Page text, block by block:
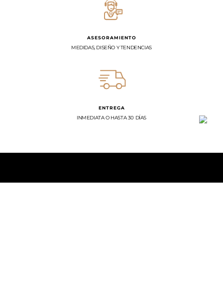
ASESORAMIENTO
MEDIDAS, DISEÑO Y TENDENCIAS
ENTREGA
INMEDIATA O HASTA 30 DÍAS